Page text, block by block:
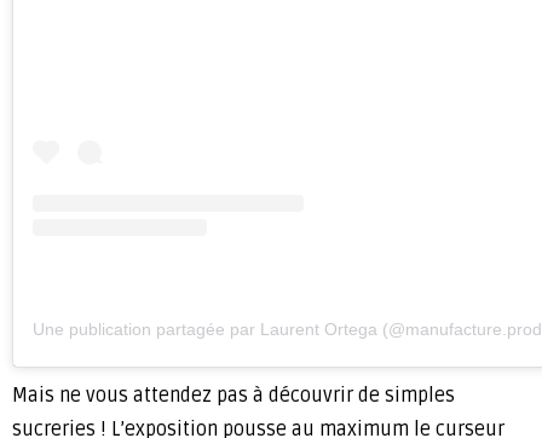
Une publication partagée par Laurent Ortega
Mais ne vous attendez pas à découvrir de simples
sucreries ! L’exposition pousse au maximum le curseur